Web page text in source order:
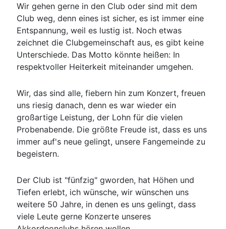
Wir gehen gerne in den Club oder sind mit dem
Club weg, denn eines ist sicher, es ist immer eine
Entspannung, weil es lustig ist. Noch etwas
zeichnet die Clubgemeinschaft aus, es gibt keine
Unterschiede. Das Motto könnte heißen: In
respektvoller Heiterkeit miteinander umgehen.
Wir, das sind alle, fiebern hin zum Konzert, freuen
uns riesig danach, denn es war wieder ein
großartige Leistung, der Lohn für die vielen
Probenabende. Die größte Freude ist, dass es uns
immer auf's neue gelingt, unsere Fangemeinde zu
begeistern.
Der Club ist "fünfzig" gworden, hat Höhen und
Tiefen erlebt, ich wünsche, wir wünschen uns
weitere 50 Jahre, in denen es uns gelingt, dass
viele Leute gerne Konzerte unseres